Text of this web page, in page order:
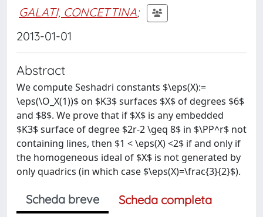
GALATI, CONCETTINA;
2013-01-01
Abstract
We compute Seshadri constants $\eps(X):=
\eps(\O_X(1))$ on $K3$ surfaces $X$ of degrees $6$
and $8$. We prove that if $X$ is any embedded
$K3$ surface of degree $2r-2 \geq 8$ in $\PP^r$ not
containing lines, then $1 < \eps(X) <2$ if and only if
the homogeneous ideal of $X$ is not generated by
only quadrics (in which case $\eps(X)=\frac{3}{2}$).
Scheda breve
Scheda completa